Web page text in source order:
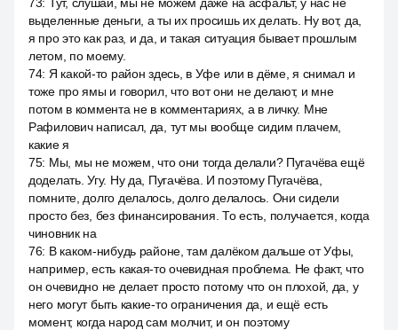
выделенные деньги, а ты их просишь их делать. Ну вот, да,
я про это как раз, и да, и такая ситуация бывает прошлым
летом, по моему.
74: Я какой-то район здесь, в Уфе или в дёме, я снимал и
тоже про ямы и говорил, что вот они не делают, и мне
потом в коммента не в комментариях, а в личку. Мне
Рафилович написал, да, тут мы вообще сидим плачем,
какие я
75: Мы, мы не можем, что они тогда делали? Пугачёва ещё
доделать. Угу. Ну да, Пугачёва. И поэтому Пугачёва,
помните, долго делалось, долго делалось. Они сидели
просто без, без финансирования. То есть, получается, когда
чиновник на
76: В каком-нибудь районе, там далёком дальше от Уфы,
например, есть какая-то очевидная проблема. Не факт, что
он очевидно не делает просто потому что он плохой, да, у
него могут быть какие-то ограничения да, и ещё есть
момент, когда народ сам молчит, и он поэтому